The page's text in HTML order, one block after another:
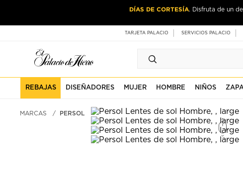
DÍAS DE CORTESÍA. Disfruta de un
TARJETA PALACIO SERVICIOS PALACIO
REBAJAS DISEÑADORES MUJER HOMBRE NIÑOS
MARCAS PERSOL